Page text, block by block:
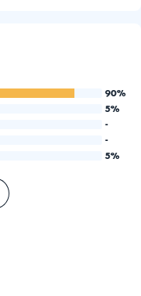
90%
5%
-
-
5%